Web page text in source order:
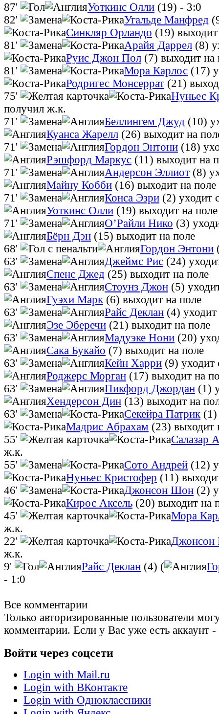
87' Уоткинс Олли (19) - 3:0
82'
Угальде Манфред
Синкляр Орландо (19)
81'
Арайя Даррел (8)
Руис Джон Пол (7) выходит на
81'
Мора Карлос (17)
Родригес Монсеррат (21)
75'
Нуньес
получил ж.к.
71'
Беллингем Джуд (10)
Куанса Жарелл (26) выходит на
71'
Гордон Энтони (18)
Рэшфорд Маркус (11) выходит на
71'
Андерсон Эллиот (8)
Майну Кобби (16) выходит на поле
71'
Конса Эзри (2) уходит
Уоткинс Олли (19) выходит на поле
71'
О’Райли Нико (3)
Бёрн Дэн (15) выходит на поле
68'
Гордон Энтони
63'
Джеймс Рис (24)
Спенс Джед (25) выходит на поле
63'
Стоунз Джон (5)
Гуэхи Марк (6) выходит на поле
63'
Райс Деклан (4)
Эзе Эберечи (21) выходит на поле
63'
Мадуэке Нони (20)
Сака Букайо (7) выходит на поле
63'
Кейн Харри (9) уходит
Роджерс Морган (17) выходит на
63'
Пикфорд Джордан (1)
Хендерсон Дин (13) выходит на
63'
Секейра Патрик (1)
Мадрис Абрахам (23) выходит
55'
Салазар
ж.к.
55'
Сото Андрей (12)
Нуньес Кристофер (11)
46'
Джонсон Шон (2)
Кирос Аксель (20) выходит на
45'
Мора
ж.к.
22'
ж.к.
9'
Райс Деклан (4) (
- 1:0
Все комментарии
Только авторизированные пользователи
комментарии. Если у Вас уже есть аккаунт -
Войти через соцсети
Login with Mail.ru
Login with ВКонтакте
Login with Одноклассники